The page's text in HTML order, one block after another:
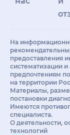
На
предоставления
систематизации
предпочтениям
на территории
Материалы,
постановки
Имеются
специалиста.
О деятельности,
технологий